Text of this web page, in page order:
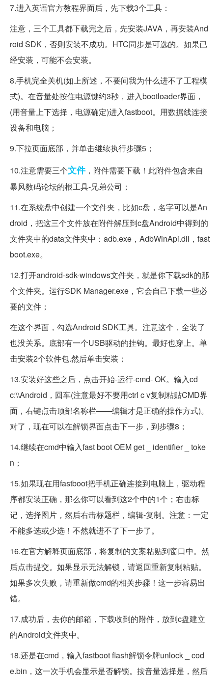
7.进入英语官方教程界面后，先下载3个工具：
注意，三个工具都下载完之后，先安装JAVA，再安装And
roid SDK，否则安装不成功。HTC同步是可选的。如果已
经安装，可能不会安装。
8.手机完全关机(如上所述，不要问我为什么进不了工程模
式)。在音量处按住电源键约3秒，进入bootloader界面，
(用音量上下选择，电源确定)进入fastboot。用数据线连接
设备和电脑；
9.下拉页面底部，并单击继续执行步骤5；
10.注意需要三个文件，附件需要下载！此附件包含来自
暴风数码论坛的根工具-兄弟公司；
11.在系统盘中创建一个文件夹，比如c盘，名字可以是An
droid，把这三个文件放在附件解压到c盘Android中得到的
文件夹中的data文件夹中：adb.exe，AdbWinApi.dll，fast
boot.exe。
12.打开android-sdk-windows文件夹，就是你下载sdk的那
个文件夹。运行SDK Manager.exe，它会自己下载一些必
要的文件；
在这个界面，勾选Android SDK工具。注意这个，全装了
也没关系。底部有一个USB驱动的挂钩。最好也穿上。单
击安装2个软件包.然后单击安装；
13.安装好这些之后，点击开始-运行-cmd- OK。输入cd
c:\\Android，回车(注意最好不要用ctrl c v复制粘贴CMD界
面，右键点击顶部名称栏——编辑才是正确的操作方式)。
对了，现在可以在解锁界面点击下一步，到步骤8；
14.继续在cmd中输入fast boot OEM get _ identifier _ toke
n；
15.如果现在用fastboot把手机正确连接到电脑上，驱动程
序都安装正确，那么你可以看到这2个中的1个；右击标
记，选择图片，然后右击标题栏，编辑-复制。注意：一定
不能多选或少选！不然就进不了下一步了。
16.在官方解释页面底部，将复制的文案粘贴到窗口中。然
后点击提交。如果显示无法解锁，请返回重新复制粘贴。
如果多次失败，请重新做cmd的相关步骤！这一步容易出
错。
17.成功后，去你的邮箱，下载收到的附件，放到c盘建立
的Android文件夹中。
18.还是在cmd，输入fastboot flash解锁令牌unlock _ cod
e.bin，这一次手机会显示是否解锁。按音量选择是，然后